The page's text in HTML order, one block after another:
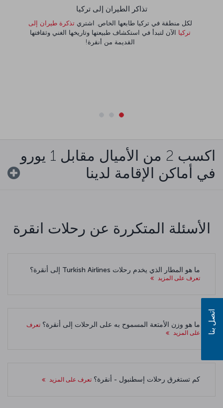
تذاكر الطيران إلى تركيا
لكل منطقة في تركيا طابعها الخاص. اشتري تذكرة طيران إلى
تركيا الآن لتبدأ في استكشاف طبيعتها وتاريخها الغني وثقافتها
القديمة من أنقرة!
اكسب 2 من الأميال مقابل 1 يورو
في أماكن الإقامة لدينا
الأسئلة المتكررة عن رحلات انقرة
ما هو المطار الذي يخدم رحلات Turkish Airlines إلى أنقرة؟
تعرف على المزيد
ما هو وزن الأمتعة المسموح به على الرحلات إلى أنقرة؟ تعرف
على المزيد
كم تستغرق رحلات إسطنبول - أنقرة؟ تعرف على المزيد
اتصل بنا